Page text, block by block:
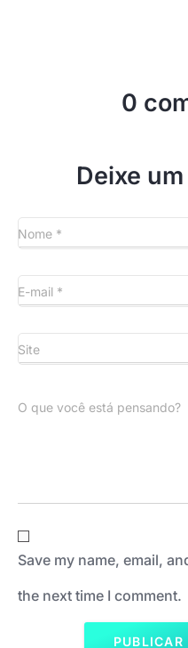
0
Deixe
Nome *
E-mail *
Site
O que você está pensando?
Save my name, email,
the next time I comment.